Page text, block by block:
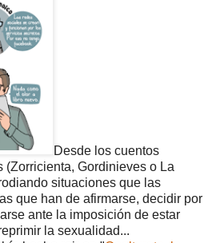
Desde los cuentos
Gordinieves o La
situaciones que las
que han de afirmarse, decidir por
ante la imposición de estar
la sexualidad...